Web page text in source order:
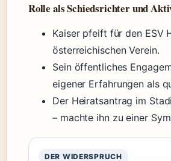
Rolle als Schiedsrichter und
Kaiser pfeift für den ESV
österreichischen Verein.
Sein öffentliches
eigener Erfahrungen als
Der Heiratsantrag im
– machte ihn zu einer
DER WIDERSPRUCH